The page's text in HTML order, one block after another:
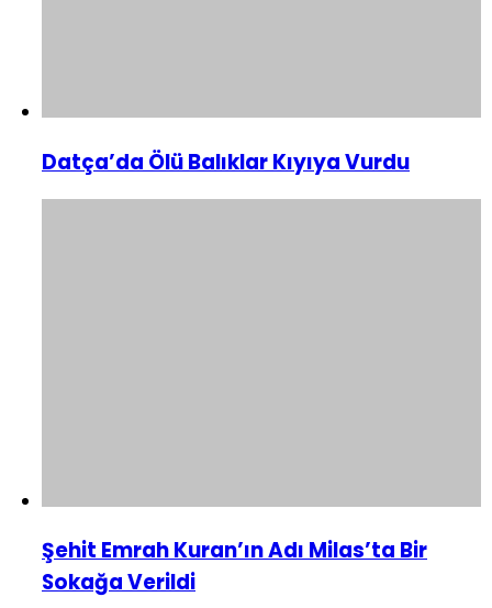
Datça’da Ölü Balıklar Kıyıya Vurdu
Şehit Emrah Kuran’ın Adı Milas’ta Bir
Sokağa Verildi